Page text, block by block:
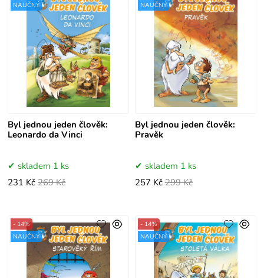
Byl jednou jeden člověk:
Leonardo da Vinci
NAUČNÝ
skladem 1 ks
231 Kč 269 Kč
Byl jednou jeden člověk:
Pravěk
NAUČNÝ
skladem 1 ks
257 Kč 299 Kč
- 14%
NAUČNÝ
- 14%
NAUČNÝ